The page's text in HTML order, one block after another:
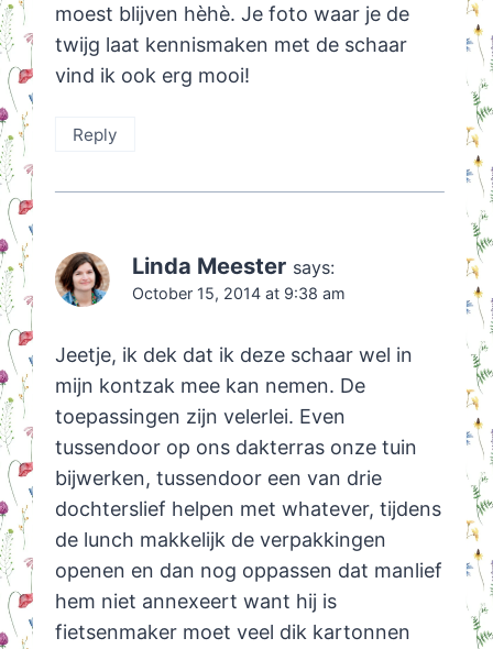
moest blijven hèhè. Je foto waar je de
twijg laat kennismaken met de schaar
vind ik ook erg mooi!
Reply
Linda Meester says:
October 15, 2014 at 9:38 am
Jeetje, ik dek dat ik deze schaar wel in
mijn kontzak mee kan nemen. De
toepassingen zijn velerlei. Even
tussendoor op ons dakterras onze tuin
bijwerken, tussendoor een van drie
dochterslief helpen met whatever, tijdens
de lunch makkelijk de verpakkingen
openen en dan nog oppassen dat manlief
hem niet annexeert want hij is
fietsenmaker moet veel dik kartonnen